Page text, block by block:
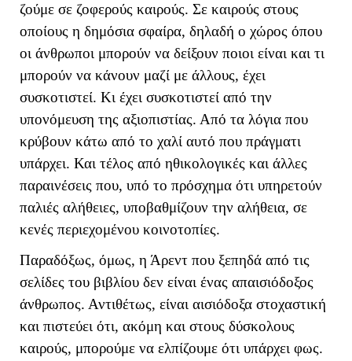
ζούμε σε ζοφερούς καιρούς. Σε καιρούς στους
οποίους η δημόσια σφαίρα, δηλαδή ο χώρος όπου
οι άνθρωποι μπορούν να δείξουν ποιοι είναι και τι
μπορούν να κάνουν μαζί με άλλους, έχει
συσκοτιστεί. Κι έχει συσκοτιστεί από την
υπονόμευση της αξιοπιστίας. Από τα λόγια που
κρύβουν κάτω από το χαλί αυτό που πράγματι
υπάρχει. Και τέλος από ηθικολογικές και άλλες
παραινέσεις που, υπό το πρόσχημα ότι υπηρετούν
παλιές αλήθειες, υποβαθμίζουν την αλήθεια, σε
κενές περιεχομένου κοινοτοπίες.
Παραδόξως, όμως, η Άρεντ που ξεπηδά από τις
σελίδες του βιβλίου δεν είναι ένας απαισιόδοξος
άνθρωπος. Αντιθέτως, είναι αισιόδοξα στοχαστική
και πιστεύει ότι, ακόμη και στους δύσκολους
καιρούς, μπορούμε να ελπίζουμε ότι υπάρχει φως.